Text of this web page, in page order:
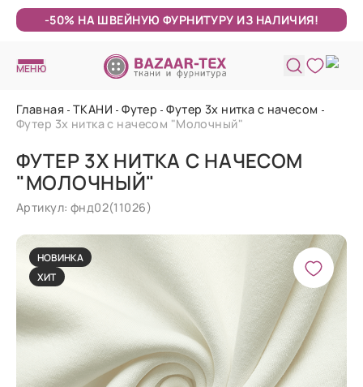
-50% НА ШВЕЙНУЮ ФУРНИТУРУ ИЗ НАЛИЧИЯ!
МЕНЮ
Главная ТКАНИ Футер
Футер 3х нитка с начесом
Футер 3х нитка с начесом "Молочный"
ФУТЕР 3Х НИТКА С НАЧЕСОМ
"МОЛОЧНЫЙ"
Артикул: фнд02(11026)
НОВИНКА
ХИТ